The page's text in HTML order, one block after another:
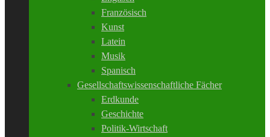
Französisch
Kunst
Latein
Musik
Spanisch
Gesellschaftswissenschaftliche Fächer
Erdkunde
Geschichte
Politik-Wirtschaft